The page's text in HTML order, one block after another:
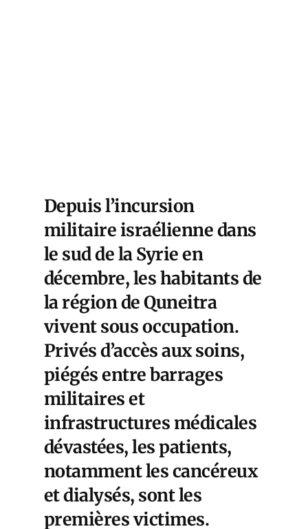
Depuis l’incursion
militaire israélienne dans
le sud de la Syrie en
décembre,les habitants de
la région de Quneitra
vivent sous occupation.
Privés d’accès aux soins,
piégés entre barrages
militaires et
infrastructures médicales
dévastées, les patients,
notamment les cancéreux
et dialysés, sont les
premières victimes.